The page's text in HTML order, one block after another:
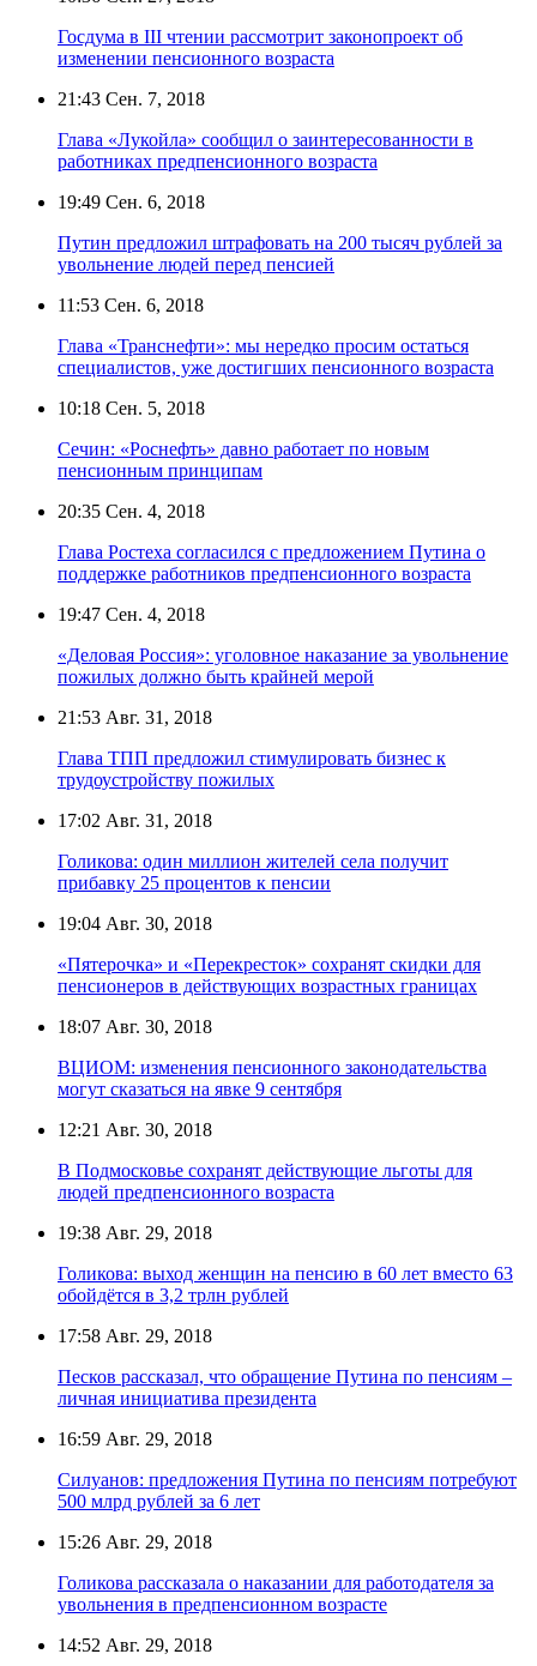
Госдума в III чтении рассмотрит законопроект об
изменении пенсионного возраста
21:43 Сен. 7, 2018
Глава «Лукойла» сообщил о заинтересованности в
работниках предпенсионного возраста
19:49 Сен. 6, 2018
Путин предложил штрафовать на 200 тысяч рублей за
увольнение людей перед пенсией
11:53 Сен. 6, 2018
Глава «Транснефти»: мы нередко просим остаться
специалистов, уже достигших пенсионного возраста
10:18 Сен. 5, 2018
Сечин: «Роснефть» давно работает по новым
пенсионным принципам
20:35 Сен. 4, 2018
Глава Ростеха согласился с предложением Путина о
поддержке работников предпенсионного возраста
19:47 Сен. 4, 2018
«Деловая Россия»: уголовное наказание за увольнение
пожилых должно быть крайней мерой
21:53 Авг. 31, 2018
Глава ТПП предложил стимулировать бизнес к
трудоустройству пожилых
17:02 Авг. 31, 2018
Голикова: один миллион жителей села получит
прибавку 25 процентов к пенсии
19:04 Авг. 30, 2018
«Пятерочка» и «Перекресток» сохранят скидки для
пенсионеров в действующих возрастных границах
18:07 Авг. 30, 2018
ВЦИОМ: изменения пенсионного законодательства
могут сказаться на явке 9 сентября
12:21 Авг. 30, 2018
В Подмосковье сохранят действующие льготы для
людей предпенсионного возраста
19:38 Авг. 29, 2018
Голикова: выход женщин на пенсию в 60 лет вместо 63
обойдётся в 3,2 трлн рублей
17:58 Авг. 29, 2018
Песков рассказал, что обращение Путина по пенсиям –
личная инициатива президента
16:59 Авг. 29, 2018
Силуанов: предложения Путина по пенсиям потребуют
500 млрд рублей за 6 лет
15:26 Авг. 29, 2018
Голикова рассказала о наказании для работодателя за
увольнения в предпенсионном возрасте
14:52 Авг. 29, 2018